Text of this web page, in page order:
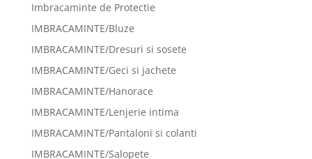
Imbracaminte de Protectie
IMBRACAMINTE/Bluze
IMBRACAMINTE/Dresuri si sosete
IMBRACAMINTE/Geci si jachete
IMBRACAMINTE/Hanorace
IMBRACAMINTE/Lenjerie intima
IMBRACAMINTE/Pantaloni si colanti
IMBRACAMINTE/Salopete